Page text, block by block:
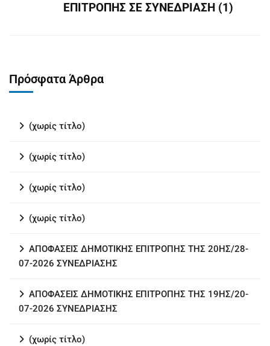
ΕΠΙΤΡΟΠΗΣ ΣΕ ΣΥΝΕΔΡΙΑΣΗ (1)
Πρόσφατα Άρθρα
(χωρίς τίτλο)
(χωρίς τίτλο)
(χωρίς τίτλο)
(χωρίς τίτλο)
ΑΠΟΦΑΣΕΙΣ ΔΗΜΟΤΙΚΗΣ ΕΠΙΤΡΟΠΗΣ ΤΗΣ 20ΗΣ/28-
07-2026 ΣΥΝΕΔΡΙΑΣΗΣ
ΑΠΟΦΑΣΕΙΣ ΔΗΜΟΤΙΚΗΣ ΕΠΙΤΡΟΠΗΣ ΤΗΣ 19ΗΣ/20-
07-2026 ΣΥΝΕΔΡΙΑΣΗΣ
(χωρίς τίτλο)